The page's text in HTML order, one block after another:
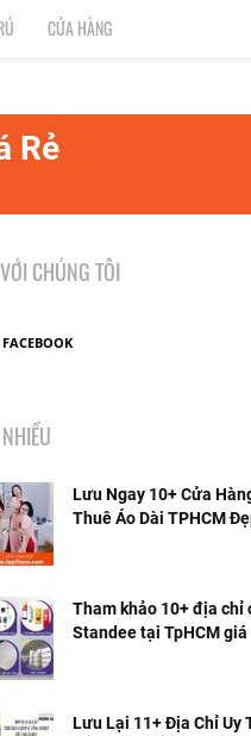
CỬA HÀNG
Rẻ
CHÚNG TÔI
FACEBOOK
Lưu Ngay 10+ Cửa
Thuê Áo Dài TPHCM
Tham khảo 10+ địa chỉ
Standee tại TpHCM giá
Lưu Lại 11+ Địa Chỉ Uy